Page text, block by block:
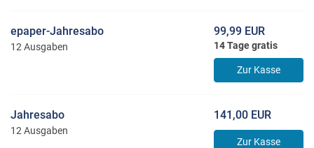
epaper-Jahresabo
12 Ausgaben
99,99 EUR
14 Tage gratis
Zur Kasse
Jahresabo
12 Ausgaben
141,00 EUR
Zur Kasse